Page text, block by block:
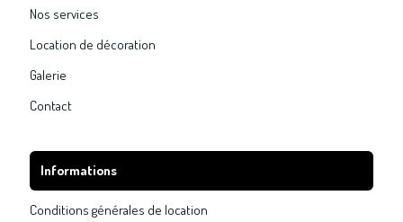
Nos services
Location de décoration
Galerie
Contact
Informations
Conditions générales de location